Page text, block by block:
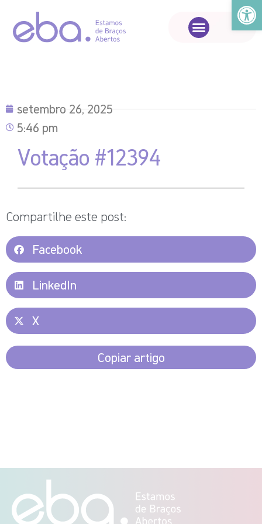
Abrir
setembro 26, 2025
5:46 pm
Votação #12394
Compartilhe este post:
Facebook
LinkedIn
X
Copiar artigo